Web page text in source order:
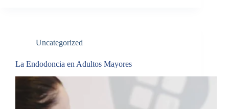
Uncategorized
La Endodoncia en Adultos Mayores